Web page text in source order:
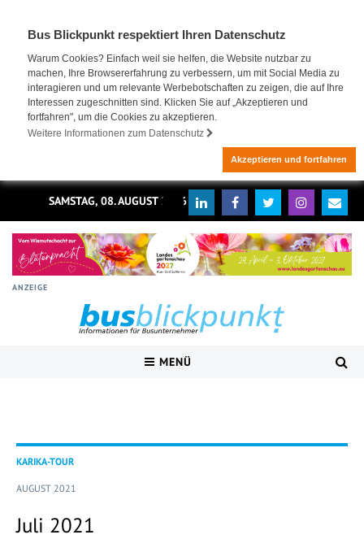
Bus Blickpunkt respektiert Ihren Datenschutz
Warum Cookies? Einfach weil sie helfen, die Website nutzbar zu
machen, Ihre Browsererfahrung zu verbessern, um mit Social Media zu
interagieren und um relevante Werbebotschaften zu zeigen, die auf Ihre
Interessen zugeschnitten sind. Klicken Sie auf „Akzeptieren und
fortfahren", um die Cookies zu akzeptieren.
Weitere Informationen zum Datenschutz
Akzeptieren und fortfahren
SAMSTAG, 08. AUGUST 2026
ANZEIGE
MENÜ
KARIKA-TOUR
AUGUST 2021
Juli 2021